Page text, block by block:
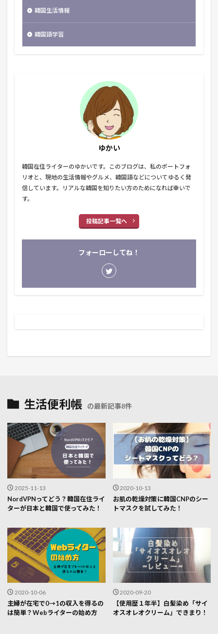
韓国生活情報
韓国語学習
ゆかい
韓国在住ライターのゆかいです。このブログは、私のポートフォ
リオと、現地の生活情報やグルメ、韓国語などについてゆるく発
信しています。リアルな韓国を知りたい方のためになれば幸いで
す。
投稿記事一覧へ
フォーローしてね！
生活便利帳 の最新記事8件
2025-11-13
NordVPNってどう？韓国在住ライ
ターが日本と韓国で使ってみた！
2020-10-13
お肌の乾燥対策に韓国CNPのシー
トマスクを試してみた！
2020-10-06
主婦が在宅で0→1の収入を得るの
は簡単？Webライターの始め方
2020-09-20
【使用歴１年半】白髪染め「サイ
オスオレオクリーム」できまり！